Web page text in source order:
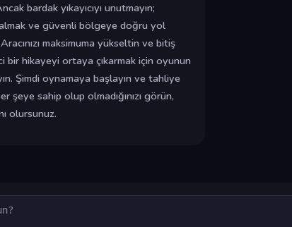
bardak yıkayıcıyı unutmayın;
ve güvenli bölgeye doğru yol
maksimuma yükseltin ve bitiş
bir hikayeyi ortaya çıkarmak için oyunun
Şimdi oynamaya başlayın ve tahliye
şeye sahip olup olmadığınızı görün,
olursunuz.